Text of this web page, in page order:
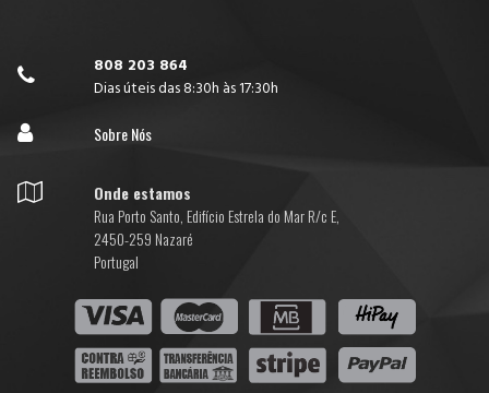

808 203 864
Dias úteis das 8:30h às 17:30h
 Sobre Nós

Onde estamos
Rua Porto Santo, Edifício Estrela do Mar R/c E,
2450-259 Nazaré
Portugal